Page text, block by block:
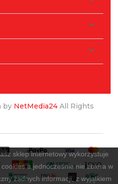


sklep internetowy wykorzystuje
a jednocześnie nie zbiera w
żadnych informacji, z wyjątkiem
by NetMedia24 All Rights